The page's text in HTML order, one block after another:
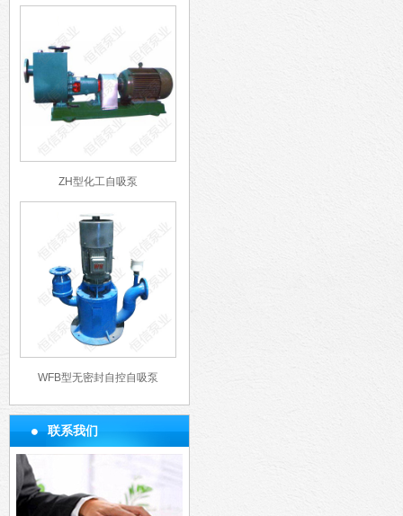
ZH型化工自吸泵
WFB型无密封自控自吸泵
联系我们